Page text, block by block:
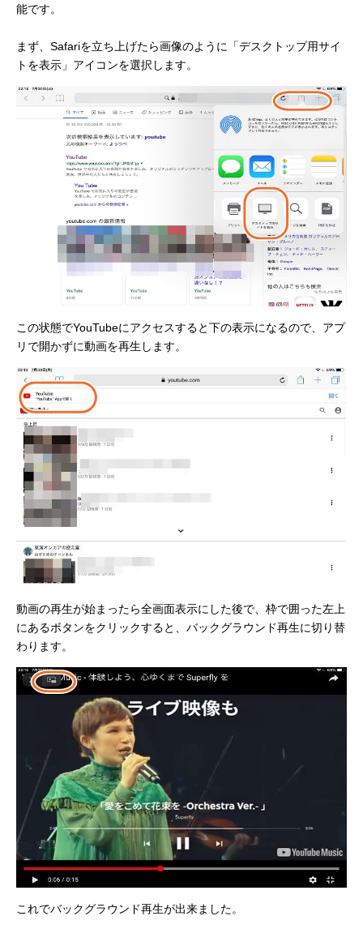
能です。
まず、Safariを立ち上げたら画像のように「デスクトップ用サイ
トを表示」アイコンを選択します。
この状態でYouTubeにアクセスすると下の表示になるので、アプ
リで開かずに動画を再生します。
動画の再生が始まったら全画面表示にした後で、枠で囲った左上
にあるボタンをクリックすると、バックグラウンド再生に切り替
わります。
これでバックグラウンド再生が出来ました。